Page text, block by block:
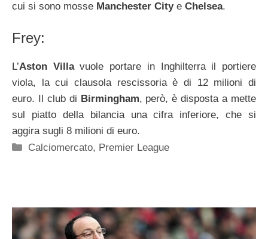
cui si sono mosse Manchester Citye Chelsea.
Frey:
L’Aston Villavuole portare in Inghilterra il portiere
viola, la cui clausola rescissoria è di 12 milioni di
euro. Il club di Birmingham, però, è disposta a mette
sul piatto della bilancia una cifra inferiore, che si
aggira sugli 8 milioni di euro.
Categorie
Calciomercato, Premier League